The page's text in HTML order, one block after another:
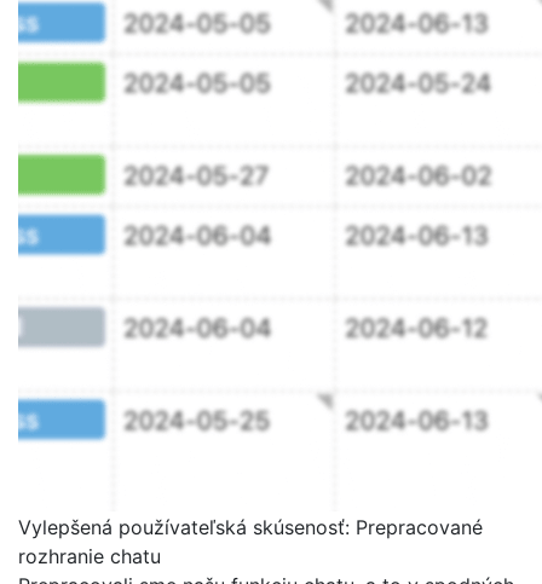
Vylepšená používateľská skúsenosť: Prepracované
rozhranie chatu